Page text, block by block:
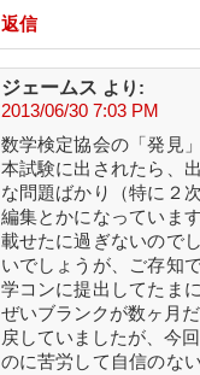
返信
ジェームス より:
2013/06/30 7:03 PM
数学検定協会の「発見
本試験に出されたら、
な問題ばかり（特に２
編集とかになっていま
載せたに過ぎないので
いでしょうが、ご存知
学コンに提出してたま
ぜいブランクが数ヶ月
戻していましたが、今
のに苦労して自信のな